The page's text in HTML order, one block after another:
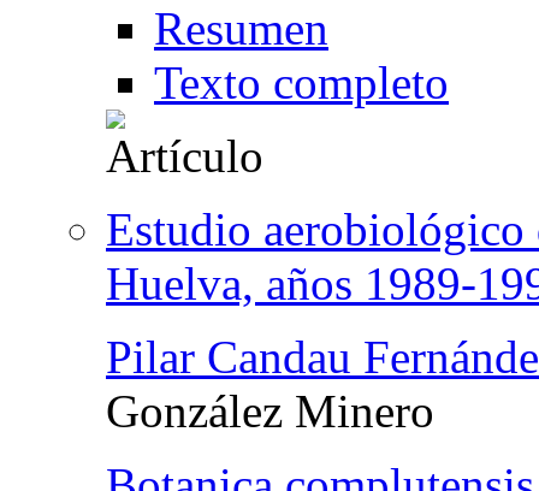
Resumen
Texto completo
Estudio aerobiológico
Huelva, años 1989-
Pilar Candau
González Minero